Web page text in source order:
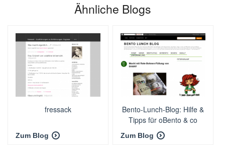
Ähnliche Blogs
fressack
Zum Blog
Bento-Lunch-Blog: Hilfe &
Tipps für oBento & co
Zum Blog